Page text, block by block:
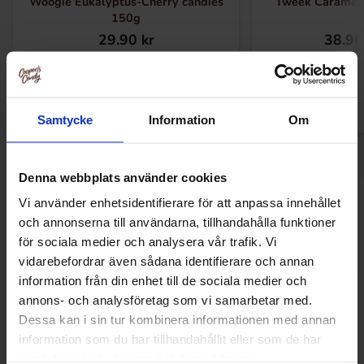
Samtycke Information Om
Denna webbplats använder cookies
Vi använder enhetsidentifierare för att anpassa innehållet
och annonserna till användarna, tillhandahålla funktioner
för sociala medier och analysera vår trafik. Vi
vidarebefordrar även sådana identifierare och annan
information från din enhet till de sociala medier och
annons- och analysföretag som vi samarbetar med.
Dessa kan i sin tur kombinera informationen med annan
information som du har tillhandahållit eller som de har
150g
29.90 kr
Andre kjøpte også
-0%